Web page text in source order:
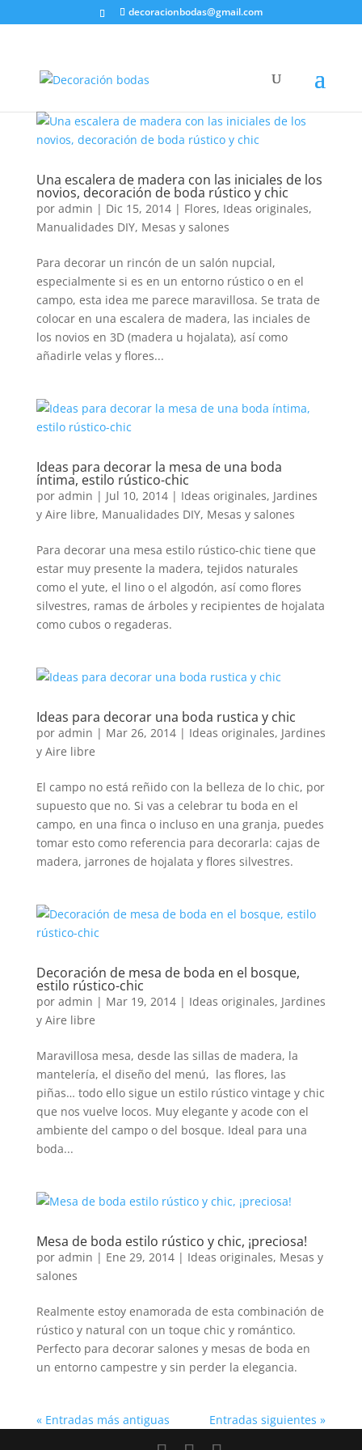
decoracionbodas@gmail.com
Una escalera de madera con las iniciales de los
novios, decoración de boda rústico y chic
por admin | Dic 15, 2014| Flores, Ideas originales,
Manualidades DIY, Mesas y salones
Para decorar un rincón de un salón nupcial,
especialmente si es en un entorno rústico o en el
campo, esta idea me parece maravillosa. Se trata de
colocar en una escalera de madera, las inciales de
los novios en 3D (madera u hojalata), así como
añadirle velas y flores...
Ideas para decorar la mesa de una boda
íntima, estilo rústico-chic
por admin | Jul 10, 2014| Ideas originales, Jardines
y Aire libre, Manualidades DIY, Mesas y salones
Para decorar una mesa estilo rústico-chic tiene que
estar muy presente la madera, tejidos naturales
como el yute, el lino o el algodón, así como flores
silvestres, ramas de árboles y recipientes de hojalata
como cubos o regaderas.
Ideas para decorar una boda rustica y chic
por admin | Mar 26, 2014| Ideas originales, Jardines
y Aire libre
El campo no está reñido con la belleza de lo chic, por
supuesto que no. Si vas a celebrar tu boda en el
campo, en una finca o incluso en una granja, puedes
tomar esto como referencia para decorarla: cajas de
madera, jarrones de hojalata y flores silvestres.
Decoración de mesa de boda en el bosque,
estilo rústico-chic
por admin | Mar 19, 2014| Ideas originales, Jardines
y Aire libre
Maravillosa mesa, desde las sillas de madera, la
mantelería, el diseño del menú, las flores, las
piñas… todo ello sigue un estilo rústico vintage y chic
que nos vuelve locos. Muy elegante y acode con el
ambiente del campo o del bosque. Ideal para una
boda...
Mesa de boda estilo rústico y chic, ¡preciosa!
por admin | Ene 29, 2014| Ideas originales, Mesas y
salones
Realmente estoy enamorada de esta combinación de
rústico y natural con un toque chic y romántico.
Perfecto para decorar salones y mesas de boda en
un entorno campestre y sin perder la elegancia.
« Entradas más antiguas Entradas siguientes »